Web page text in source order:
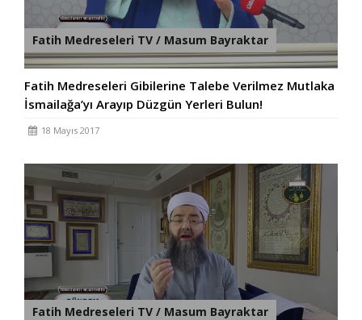
Fatih Medreseleri TV / Masum Bayraktar
Fatih Medreseleri Gibilerine Talebe Verilmez Mutlaka
İsmailağa’yı Arayıp Düzgün Yerleri Bulun!
18 Mayıs 2017
Fatih Medreseleri TV / Masum Bayraktar